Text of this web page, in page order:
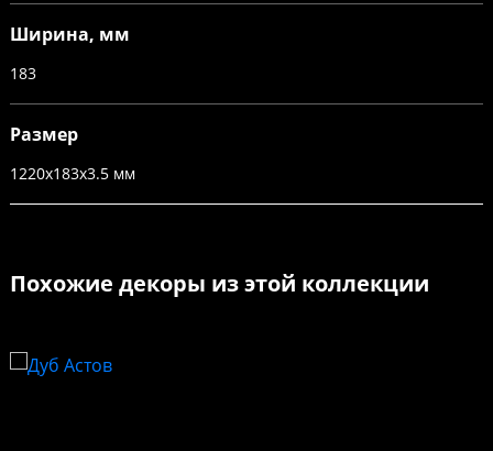
Ширина, мм
183
Размер
1220х183х3.5 мм
Похожие декоры из этой коллекции